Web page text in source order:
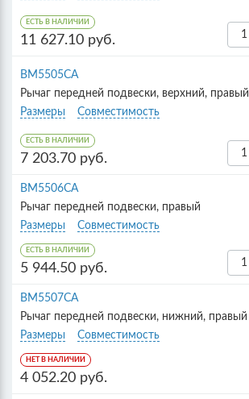
11 627.10 руб.
ЕСТЬ В НАЛИЧИИ
BM5505CA
Рычаг передней подвески, верхний, правый
Размеры
Совместимость
7 203.70 руб.
ЕСТЬ В НАЛИЧИИ
BM5506CA
Рычаг передней подвески, правый
Размеры
Совместимость
5 944.50 руб.
ЕСТЬ В НАЛИЧИИ
BM5507CA
Рычаг передней подвески, нижний, правый
Размеры
Совместимость
4 052.20 руб.
НЕТ В НАЛИЧИИ